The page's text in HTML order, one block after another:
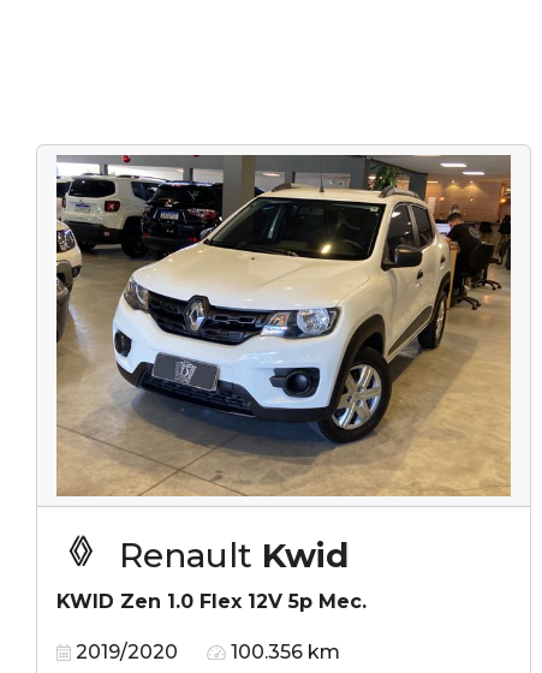
Renault Kwid
KWID Zen 1.0 Flex 12V 5p Mec.
2019/2020 100.356 km